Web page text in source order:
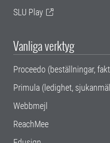
SLU Play
Vanliga verktyg
Proceedo (beställningar,
Primula (ledighet,
Webbmejl
ReachMee